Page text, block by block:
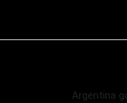
Argentina